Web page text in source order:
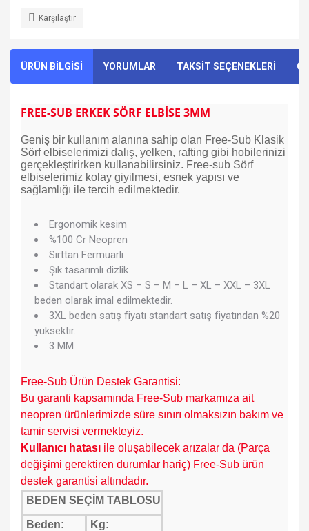
Karşılaştır
ÜRÜN BİLGİSİ YORUMLAR TAKSİT SEÇENEKLERİ
FREE-SUB ERKEK SÖRF ELBİSE 3MM
Geniş bir kullanım alanına sahip olan Free-Sub Klasik
Sörf elbiselerimizi dalış, yelken, rafting gibi hobilerinizi
gerçekleştirirken kullanabilirsiniz. Free-sub Sörf
elbiselerimiz kolay giyilmesi, esnek yapısı ve
sağlamlığı ile tercih edilmektedir.
Ergonomik kesim
%100 Cr Neopren
Sırttan Fermuarlı
Şık tasarımlı dizlik
Standart olarak XS – S – M – L – XL – XXL – 3XL
beden olarak imal edilmektedir.
3XL beden satış fiyatı standart satış fiyatından %20
yüksektir.
3 MM
Free-Sub Ürün Destek Garantisi:
Bu garanti kapsamında Free-Sub markamıza ait
neopren ürünlerimizde süre sınırı olmaksızın bakım ve
tamir servisi vermekteyiz.
Kullanıcı hatası ile oluşabilecek arızalar da (Parça
değişimi gerektiren durumlar hariç) Free-Sub ürün
destek garantisi altındadır.
BEDEN SEÇİM TABLOSU
Beden: Kg: